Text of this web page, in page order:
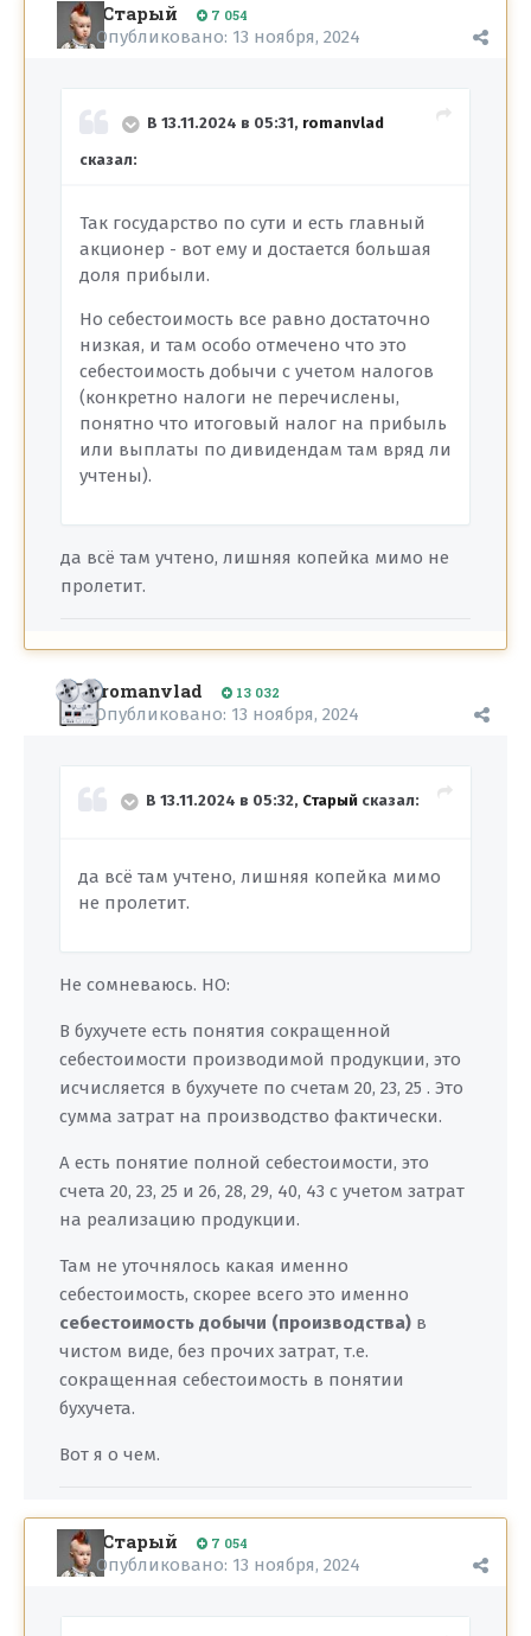
Старый 7 054
Опубликовано: 13 ноября, 2024
В 13.11.2024 в 05:31, romanvlad
сказал:
Так государство по сути и есть главный
акционер - вот ему и достается большая
доля прибыли.
Но себестоимость все равно достаточно
низкая, и там особо отмечено что это
себестоимость добычи с учетом налогов
(конкретно налоги не перечислены,
понятно что итоговый налог на прибыль
или выплаты по дивидендам там вряд ли
учтены).
да всё там учтено, лишняя копейка мимо не
пролетит.
romanvlad 13 032
Опубликовано: 13 ноября, 2024
В 13.11.2024 в 05:32, Старый сказал:
да всё там учтено, лишняя копейка мимо
не пролетит.
Не сомневаюсь. НО:
В бухучете есть понятия сокращенной
себестоимости производимой продукции, это
исчисляется в бухучете по счетам 20, 23, 25 . Это
сумма затрат на производство фактически.
А есть понятие полной себестоимости, это
счета 20, 23, 25 и 26, 28, 29, 40, 43 с учетом затрат
на реализацию продукции.
Там не уточнялось какая именно
себестоимость, скорее всего это именно
себестоимость добычи (производства) в
чистом виде, без прочих затрат, т.е.
сокращенная себестоимость в понятии
бухучета.
Вот я о чем.
Старый 7 054
Опубликовано: 13 ноября, 2024